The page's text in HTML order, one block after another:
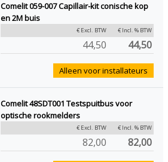
Comelit 059-007 Capillair-kit conische kop
en 2M buis
€ Excl. BTW € Incl. % BTW
44,50 44,50
Alleen voor installateurs
Comelit 48SDT001 Testspuitbus voor
optische rookmelders
€ Excl. BTW € Incl. % BTW
82,00 82,00